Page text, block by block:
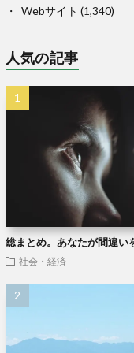
Webサイト (1,340)
人気の記事
総まとめ。あなたが間違い
社会・経済